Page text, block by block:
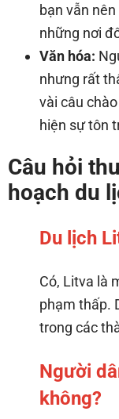
bạn vẫn
những nơi
Văn hóa:
nhưng rất
vài câu
hiện sự tôn
Câu hỏi
hoạch du
Du lịch
Có, Litva là
phạm thấp.
trong các
Người
không?